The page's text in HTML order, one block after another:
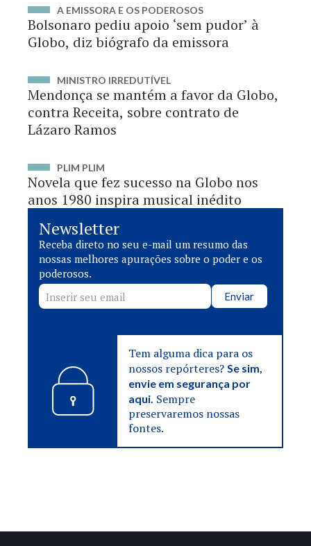
A EMISSORA E OS PODEROSOS
Bolsonaro pediu apoio ‘sem pudor’ à
Globo, diz biógrafo da emissora
MINISTRO IRREDUTÍVEL
Mendonça se mantém a favor da Globo,
contra Receita, sobre contrato de
Lázaro Ramos
PLIM PLIM
Novela que fez sucesso na Globo nos
anos 1980 inspira musical inédito
Newsletter
Receba direto no seu e-mail um resumo das
nossas melhores apurações sobre o poder e os
poderosos.
Enviar
Tem alguma dica para os
nossos repórteres?Se sim,
envie em segurança por
aqui. Sempre
preservaremos nossas
fontes.